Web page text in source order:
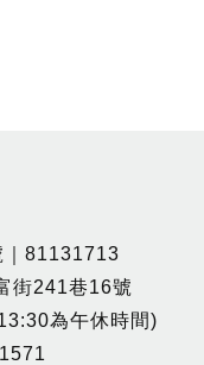
｜81131713
街241巷16號
為午休時間)